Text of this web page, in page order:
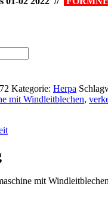
Kategorie: Herpa
mit Windleitblechen,
mit